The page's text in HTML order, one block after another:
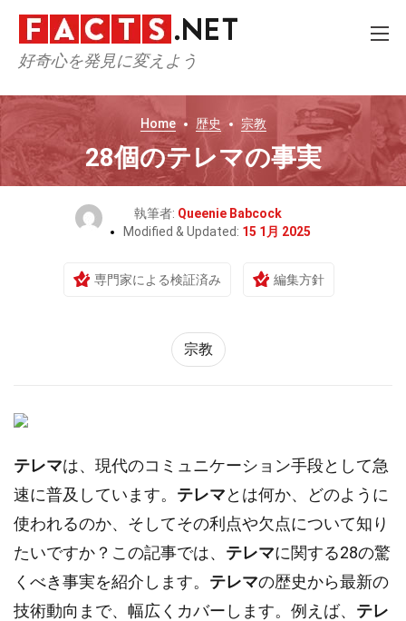
好奇心を発見に変えよう
Home 歴史 宗教
28個のテレマの事実
執筆者: Queenie Babcock
Modified & Updated: 15 1月 2025
専門家による検証済み 編集方針
宗教
テレマは、現代のコミュニケーション手段として急
速に普及しています。 テレマとは何か、どのように
使われるのか、そしてその利点や欠点について知り
たいですか？この記事では、 テレマに関する28の驚
くべき事実を紹介します。 テレマの歴史から最新の
技術動向まで、幅広くカバーします。例えば、 テレ